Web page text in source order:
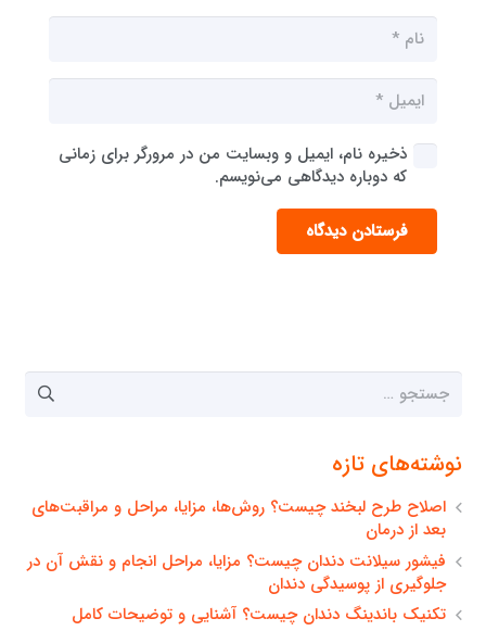
ذخیره نام، ایمیل و وبسایت من در مرورگر برای زمانی
که دوباره دیدگاهی می‌نویسم.
فرستادن دیدگاه
جستجو
نوشته‌های تازه
اصلاح طرح لبخند چیست؟ روش‌ها، مزایا، مراحل و مراقبت‌های
بعد از درمان
فیشور سیلانت دندان چیست؟ مزایا، مراحل انجام و نقش آن در
جلوگیری از پوسیدگی دندان
تکنیک باندینگ دندان چیست؟ آشنایی و توضیحات کامل